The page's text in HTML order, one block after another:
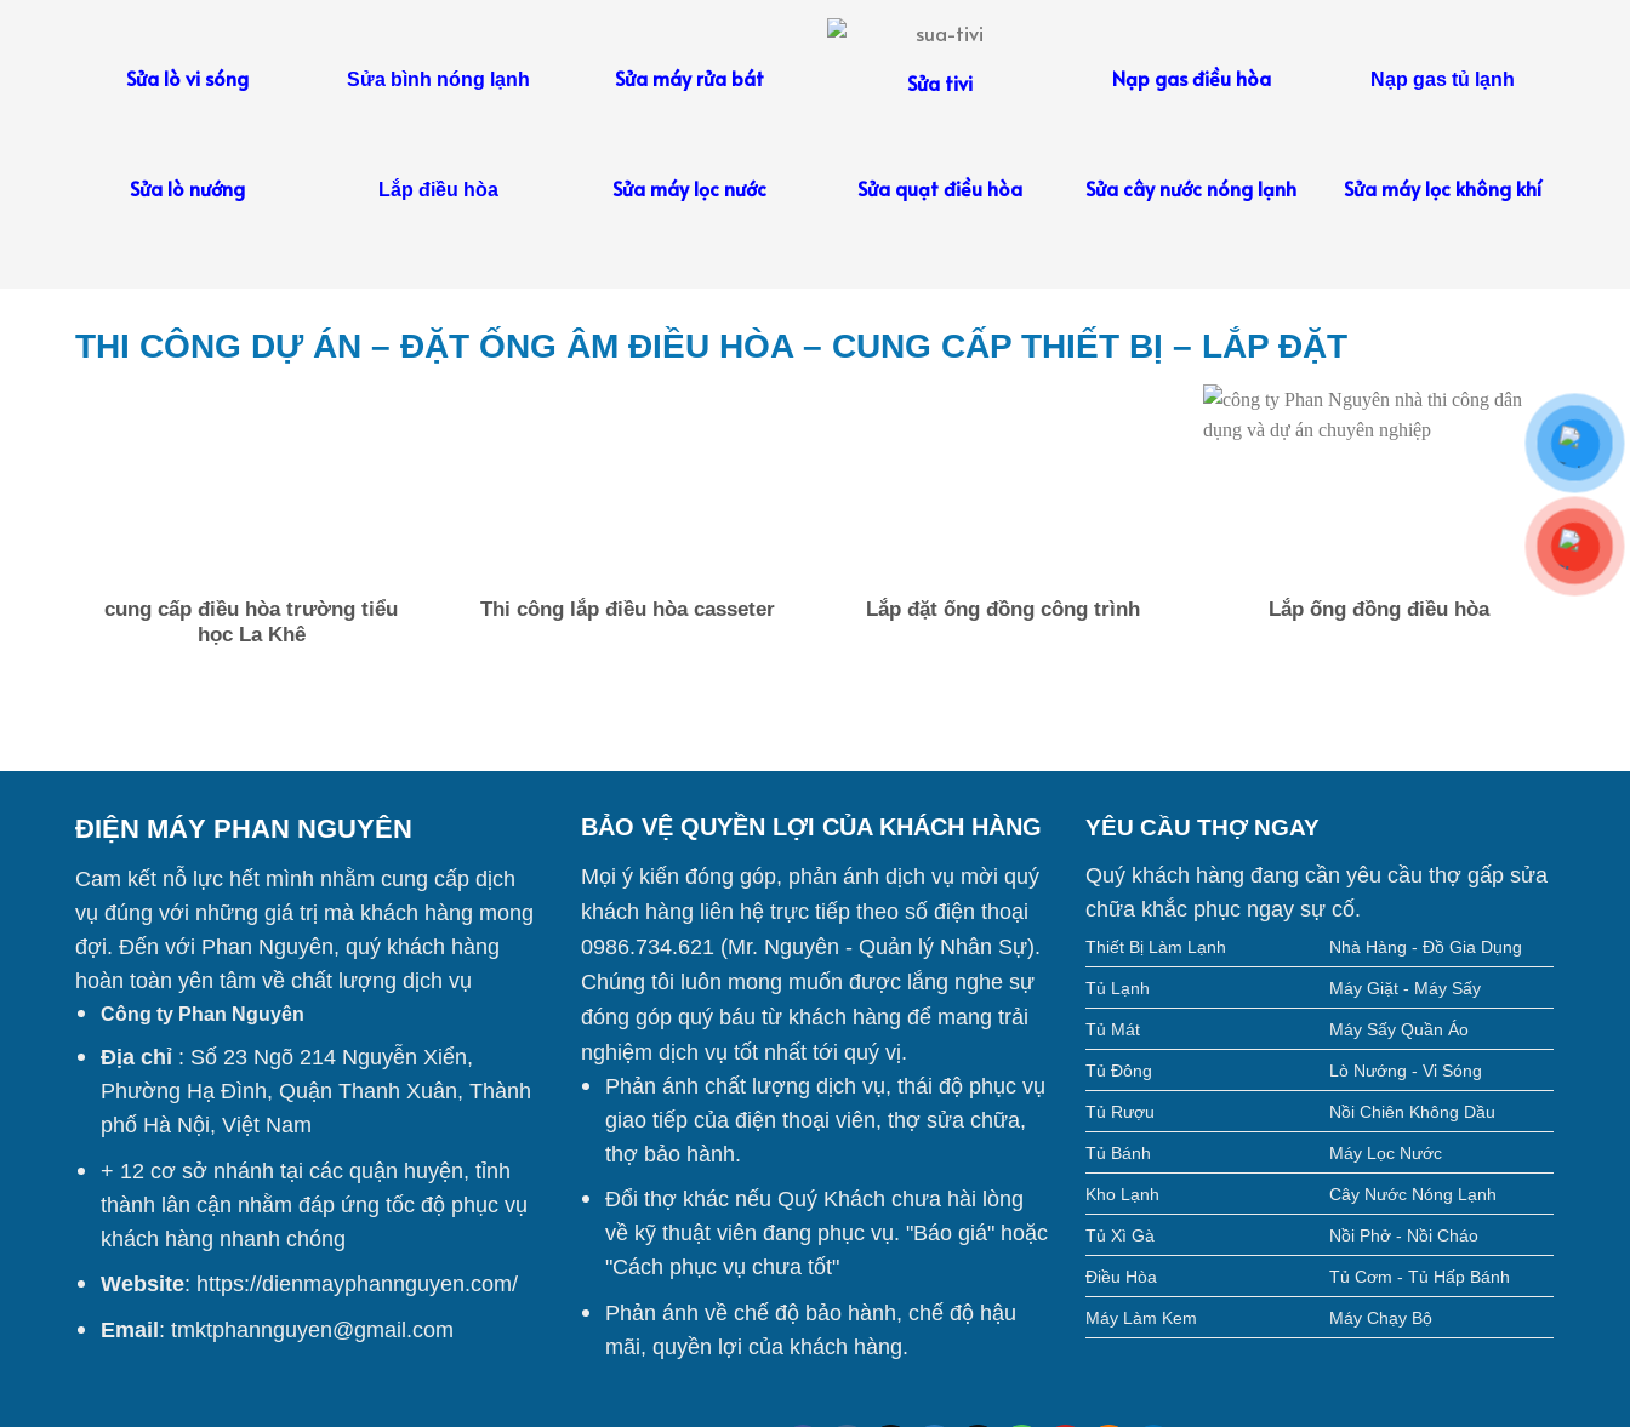
Sửa lò vi sóng Sửa bình nóng lạnh Sửa máy rửa bát Sửa tivi Nạp gas điều hòa Nạp gas tủ lạnh
Sửa lò nướng Lắp điều hòa Sửa máy lọc nước Sửa quạt điều hòa Sửa cây nước nóng lạnh Sửa máy lọc không khí
THI CÔNG DỰ ÁN – ĐẶT ỐNG ÂM ĐIỀU HÒA – CUNG CẤP THIẾT BỊ – LẮP ĐẶT
cung cấp điều hòa trường tiểu
học La Khê
Thi công lắp điều hòa casseter Lắp đặt ống đồng công trình Lắp ống đồng điều hòa
ĐIỆN MÁY PHAN NGUYÊN
Cam kết nỗ lực hết mình nhằm cung cấp dịch
vụ đúng với những giá trị mà khách hàng mong
đợi. Đến với Phan Nguyên, quý khách hàng
hoàn toàn yên tâm về chất lượng dịch vụ
Công ty Phan Nguyên
Địa chỉ : Số 23 Ngõ 214 Nguyễn Xiển,
Phường Hạ Đình, Quận Thanh Xuân, Thành
phố Hà Nội, Việt Nam
+ 12 cơ sở nhánh tại các quận huyện, tỉnh
thành lân cận nhằm đáp ứng tốc độ phục vụ
khách hàng nhanh chóng
Website: https://dienmayphannguyen.com/
Email: tmktphannguyen@gmail.com
BẢO VỆ QUYỀN LỢI CỦA KHÁCH HÀNG
Mọi ý kiến đóng góp, phản ánh dịch vụ mời quý
khách hàng liên hệ trực tiếp theo số điện thoại
0986.734.621 (Mr. Nguyên - Quản lý Nhân Sự).
Chúng tôi luôn mong muốn được lắng nghe sự
đóng góp quý báu từ khách hàng để mang trải
nghiệm dịch vụ tốt nhất tới quý vị.
Phản ánh chất lượng dịch vụ, thái độ phục vụ
giao tiếp của điện thoại viên, thợ sửa chữa,
thợ bảo hành.
Đổi thợ khác nếu Quý Khách chưa hài lòng
về kỹ thuật viên đang phục vụ. "Báo giá" hoặc
"Cách phục vụ chưa tốt"
Phản ánh về chế độ bảo hành, chế độ hậu
mãi, quyền lợi của khách hàng.
YÊU CẦU THỢ NGAY
Quý khách hàng đang cần yêu cầu thợ gấp sửa
chữa khắc phục ngay sự cố.
Thiết Bị Làm Lạnh Nhà Hàng - Đồ Gia Dụng
Tủ Lạnh Máy Giặt - Máy Sấy
Tủ Mát Máy Sấy Quần Áo
Tủ Đông Lò Nướng - Vi Sóng
Tủ Rượu Nồi Chiên Không Dầu
Tủ Bánh Máy Lọc Nước
Kho Lạnh Cây Nước Nóng Lạnh
Tủ Xì Gà Nồi Phở - Nồi Cháo
Điều Hòa Tủ Cơm - Tủ Hấp Bánh
Máy Làm Kem Máy Chạy Bộ